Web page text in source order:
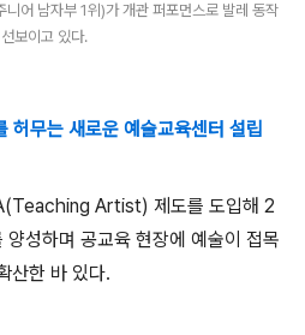
어 남자부 1위)가 개관 퍼포먼스로 발레 동작
보이고 있다.
허무는 새로운 예술교육센터 설립
Artist) 제도를 도입해 2
양성하며 공교육 현장에 예술이 접목
산한 바 있다.